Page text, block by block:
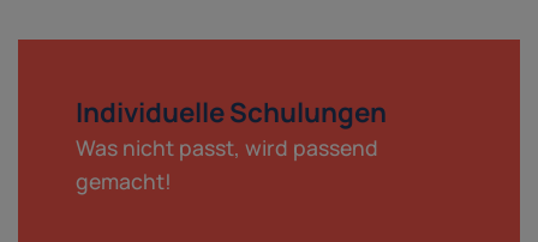
Individuelle Schulungen
Was nicht passt, wird passend
gemacht!